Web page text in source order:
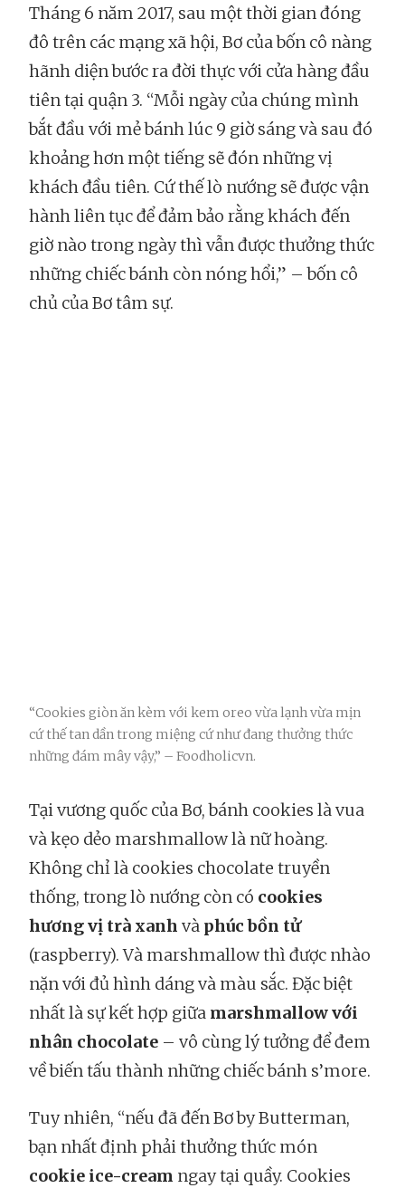
Tháng 6 năm 2017, sau một thời gian đóng
đô trên các mạng xã hội, Bơ của bốn cô nàng
hãnh diện bước ra đời thực với cửa hàng đầu
tiên tại quận 3. “Mỗi ngày của chúng mình
bắt đầu với mẻ bánh lúc 9 giờ sáng và sau đó
khoảng hơn một tiếng sẽ đón những vị
khách đầu tiên. Cứ thế lò nướng sẽ được vận
hành liên tục để đảm bảo rằng khách đến
giờ nào trong ngày thì vẫn được thưởng thức
những chiếc bánh còn nóng hổi,” – bốn cô
chủ của Bơ tâm sự.
“Cookies giòn ăn kèm với kem oreo vừa lạnh vừa mịn
cứ thế tan dần trong miệng cứ như đang thưởng thức
những đám mây vậy,” – Foodholicvn.
Tại vương quốc của Bơ, bánh cookies là vua
và kẹo dẻo marshmallow là nữ hoàng.
Không chỉ là cookies chocolate truyền
thống, trong lò nướng còn có cookies
hương vị trà xanh và phúc bồn tử
(raspberry). Và marshmallow thì được nhào
nặn với đủ hình dáng và màu sắc. Đặc biệt
nhất là sự kết hợp giữa marshmallow với
nhân chocolate – vô cùng lý tưởng để đem
về biến tấu thành những chiếc bánh s’more.
Tuy nhiên, “nếu đã đến Bơ by Butterman,
bạn nhất định phải thưởng thức món
cookie ice-cream ngay tại quầy. Cookies